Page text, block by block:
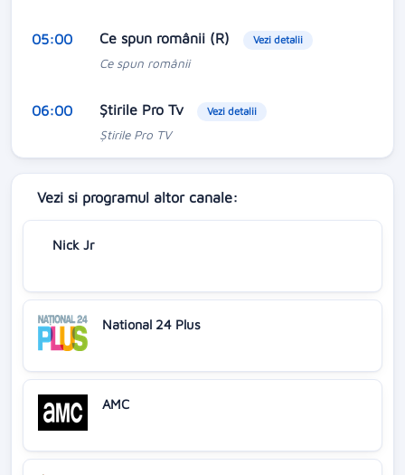
05:00 Ce spun românii (R) Vezi detalii
Ce spun românii
06:00 Ştirile Pro Tv Vezi detalii
Ştirile Pro TV
Vezi si programul altor canale:
Nick Jr
National 24 Plus
AMC